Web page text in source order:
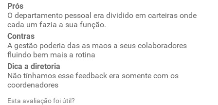
Ambiente de trabalho
Conciliação com a vida familiar
Benefícios
Recomenda esta empresa
Não recomenda a diretoria
Prós
O departamento pessoal era dividido em carteiras onde
cada um fazia a sua função.
Contras
A gestão poderia das as maos a seus colaboradores
fluindo bem mais a rotina
Dica a diretoria
Não tínhamos esse feedback era somente com os
coordenadores
Esta avaliação foi útil?